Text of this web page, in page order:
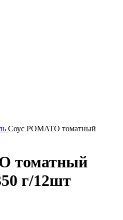
Соус POMATO томатный
томатный
г/12шт